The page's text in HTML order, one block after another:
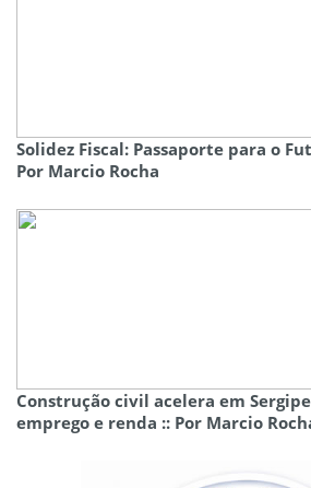
Solidez Fiscal: Passaporte para o
Por Marcio Rocha
Construção civil acelera em
emprego e renda :: Por Marcio